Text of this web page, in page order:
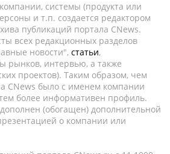
системы (продукта или
и т.п. создается редактором
публикаций портала CNews.
всех редакционных разделов
новости", статьи,
рынков, интервью, а также
проектов). Таким образом, чем
CNews было с именем компании
более информативен профиль.
(обогащен) дополнительной
о компании или